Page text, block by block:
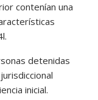
contenían una
detenidas
inicial.